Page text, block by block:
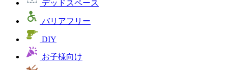
デッドスペース
バリアフリー
DIY
お子様向け